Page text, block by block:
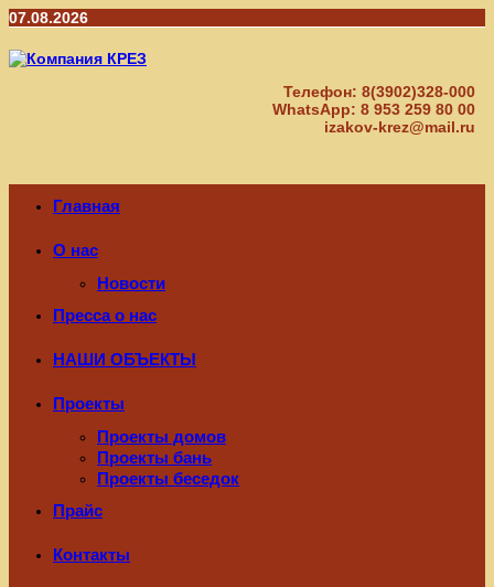
Перейти
содержимому
07.08.2026
Телефон: 8(3902)328-000
WhatsApp: 8 953 259 80 00
izakov-krez@mail.ru
Главная
О нас
Новости
Пресса о нас
НАШИ ОБЪЕКТЫ
Проекты
Проекты домов
Проекты бань
Проекты беседок
Прайс
Контакты